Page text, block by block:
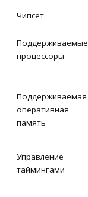
Чипсет
Поддерживаемые
процессоры
Поддерживаемая
оперативная
память
Управление
таймингами